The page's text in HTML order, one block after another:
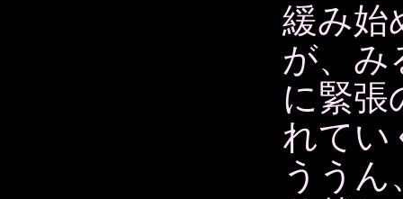
緩み始
が、み
に緊張
れてい
ううん